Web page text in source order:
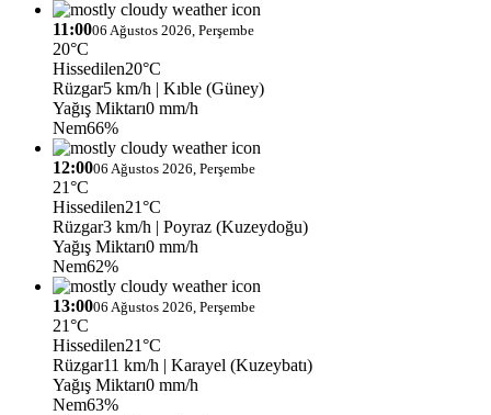
11:0006 Ağustos 2026, Perşembe
20°C
Hissedilen20°C
Rüzgar5 km/h | Kıble (Güney)
Yağış Miktarı0 mm/h
Nem66%
12:0006 Ağustos 2026, Perşembe
21°C
Hissedilen21°C
Rüzgar3 km/h | Poyraz (Kuzeydoğu)
Yağış Miktarı0 mm/h
Nem62%
13:0006 Ağustos 2026, Perşembe
21°C
Hissedilen21°C
Rüzgar11 km/h | Karayel (Kuzeybatı)
Yağış Miktarı0 mm/h
Nem63%